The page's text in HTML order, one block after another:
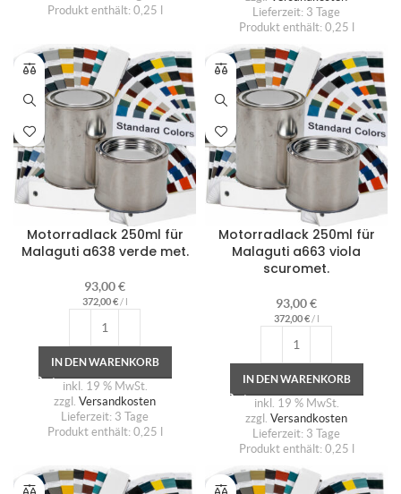
Produkt enthält: 0,25
Lieferzeit: 3 Tage
Produkt enthält: 0,25
Motorradlack 250ml für
Malaguti a638 verde met.
93,00€
372,00€/ l
IN DEN WARENKORB
inkl. 19 % MwSt.
zzgl. Versandkosten
Lieferzeit: 3 Tage
Produkt enthält: 0,25
Motorradlack 250ml für
Malaguti a663 viola
scuromet.
93,00€
372,00€/ l
IN DEN WARENKORB
inkl. 19 % MwSt.
zzgl. Versandkosten
Lieferzeit: 3 Tage
Produkt enthält: 0,25